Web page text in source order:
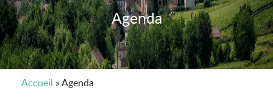
Agenda
Accueil »Agenda